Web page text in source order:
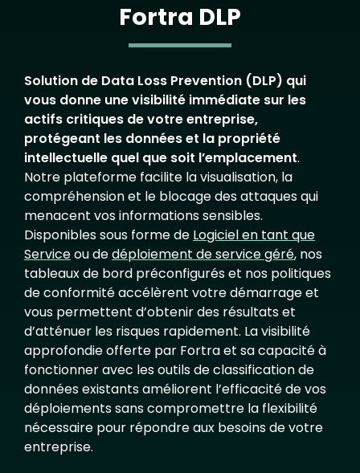
Fortra DLP
Solution de Data Loss Prevention (DLP) qui
vous donne une visibilité immédiate sur les
actifs critiques de votre entreprise,
protégeant les données et la propriété
intellectuelle quel que soit l’emplacement.
Notre plateforme facilite la visualisation, la
compréhension et le blocage des attaques qui
menacent vos informations sensibles.
Disponibles sous forme de Logiciel en tant que
Serviceou dedéploiement de service géré, nos
tableaux de bord préconfigurés et nos politiques
de conformité accélèrent votre démarrage et
vous permettent d’obtenir des résultats et
d’atténuer les risques rapidement. La visibilité
approfondie offerte par Fortra et sa capacité à
fonctionner avec les outils de classification de
données existants améliorent l’efficacité de vos
déploiements sans compromettre la flexibilité
nécessaire pour répondre aux besoins de votre
entreprise.